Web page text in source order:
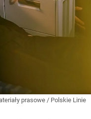
prasowe / Polskie Linie